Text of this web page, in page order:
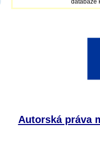
databáze
Autorská práva